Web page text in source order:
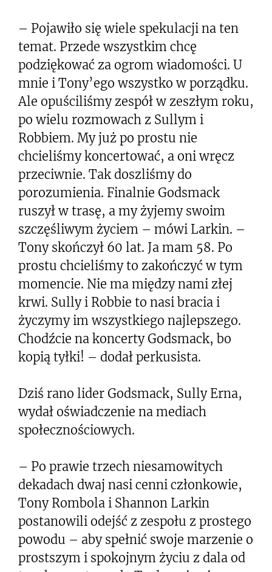
– Pojawiło się wiele spekulacji na ten
temat. Przede wszystkim chcę
podziękować za ogrom wiadomości. U
mnie i Tony’ego wszystko w porządku.
Ale opuściliśmy zespół w zeszłym roku,
po wielu rozmowach z Sullym i
Robbiem. My już po prostu nie
chcieliśmy koncertować, a oni wręcz
przeciwnie. Tak doszliśmy do
porozumienia. Finalnie Godsmack
ruszył w trasę, a my żyjemy swoim
szczęśliwym życiem – mówi Larkin. –
Tony skończył 60 lat. Ja mam 58. Po
prostu chcieliśmy to zakończyć w tym
momencie. Nie ma między nami złej
krwi. Sully i Robbie to nasi bracia i
życzymy im wszystkiego najlepszego.
Chodźcie na koncerty Godsmack, bo
kopią tyłki! – dodał perkusista.
Dziś rano lider Godsmack, Sully Erna,
wydał oświadczenie na mediach
społecznościowych.
– Po prawie trzech niesamowitych
dekadach dwaj nasi cenni członkowie,
Tony Rombola i Shannon Larkin
postanowili odejść z zespołu z prostego
powodu – aby spełnić swoje marzenie o
prostszym i spokojnym życiu z dala od